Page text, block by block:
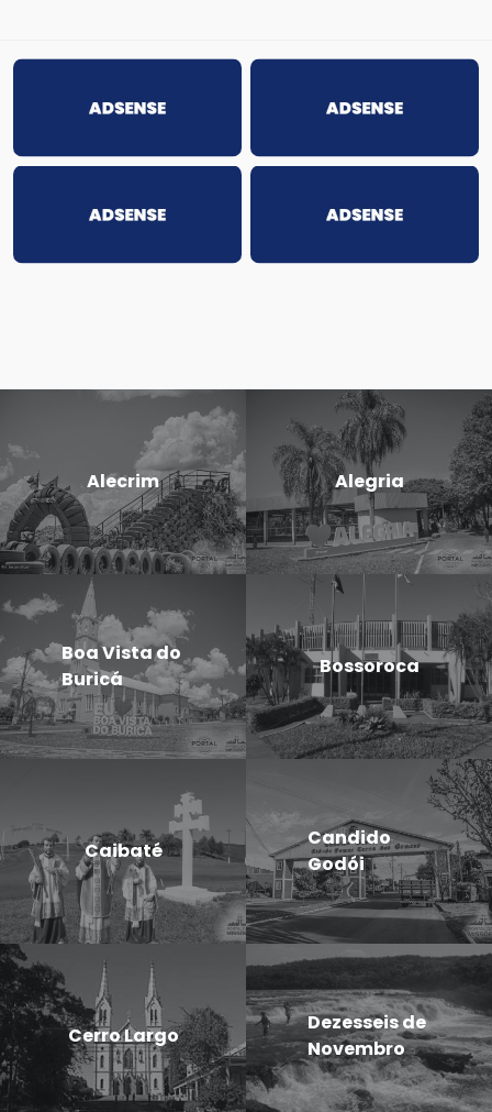
Alecrim Alegria
Boa Vista do
Buricá
Bossoroca
Caibaté
Candido
Godói
Cerro Largo
Dezesseis de
Novembro